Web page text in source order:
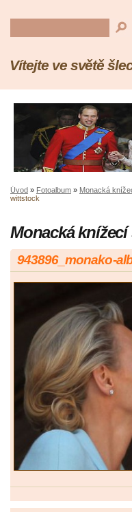
Vítejte ve světě
Úvod » Fotoalbum » Monacká
wittstock
Monacká knížecí
943896_monako-